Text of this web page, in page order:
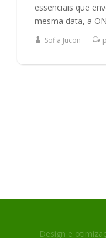
essenciais que
mesma data, a
Sofia Jucon
Design e